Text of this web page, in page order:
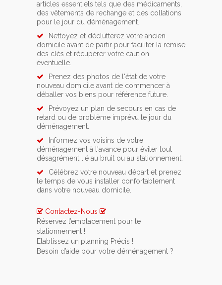
articles essentiels tels que des médicaments,
des vêtements de rechange et des collations
pour le jour du déménagement.
Nettoyez et déclutterez votre ancien
domicile avant de partir pour faciliter la remise
des clés et récupérer votre caution
éventuelle.
Prenez des photos de l'état de votre
nouveau domicile avant de commencer à
déballer vos biens pour référence future.
Prévoyez un plan de secours en cas de
retard ou de problème imprévu le jour du
déménagement.
Informez vos voisins de votre
déménagement à l'avance pour éviter tout
désagrément lié au bruit ou au stationnement.
Célébrez votre nouveau départ et prenez
le temps de vous installer confortablement
dans votre nouveau domicile.
Contactez-Nous
Réservez l’emplacement pour le
stationnement !
Si vous avez opté pour un service de location
de lift ou de monte meuble, n’oubliez pas de
Etablissez un planning Précis !
Pour rendre votre déménagement le moins
Besoin d’aide pour votre déménagement ?